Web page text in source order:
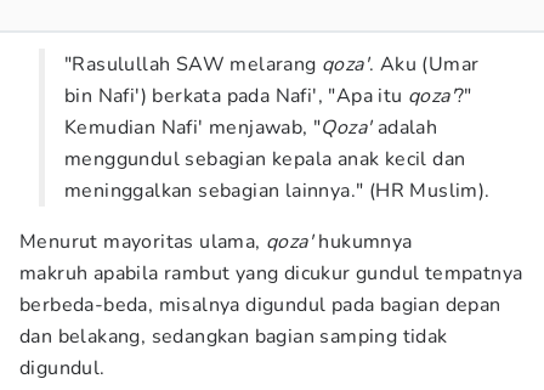
"Rasulullah SAW melarang qoza'. Aku (Umar
bin Nafi') berkata pada Nafi', "Apa itu qoza'?"
Kemudian Nafi' menjawab, "Qoza' adalah
menggundul sebagian kepala anak kecil dan
meninggalkan sebagian lainnya." (HR Muslim).
Menurut mayoritas ulama, qoza'hukumnya
makruh apabila rambut yang dicukur gundul tempatnya
berbeda-beda, misalnya digundul pada bagian depan
dan belakang, sedangkan bagian samping tidak
digundul.